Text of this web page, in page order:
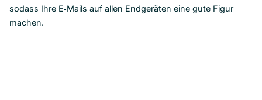
sodass Ihre E‑Mails auf allen Endgeräten eine gute Figur
machen.